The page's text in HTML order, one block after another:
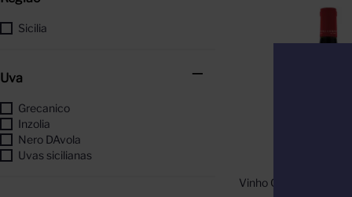
Sicilia
Uva
Grecanico
Inzolia
Nero DAvola
Uvas sicilianas
Vinho Corvo Rosso